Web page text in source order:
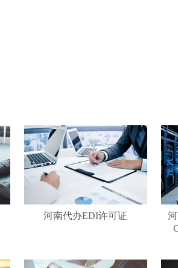
河南代办EDI许可证